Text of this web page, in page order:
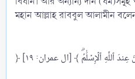
মহান আল্লাহ রাববুল আলামীন
عِندَ ٱللَّهِ ٱلۡإِسۡلَٰمُۗ ﴾ [ال عمران: ١٩]